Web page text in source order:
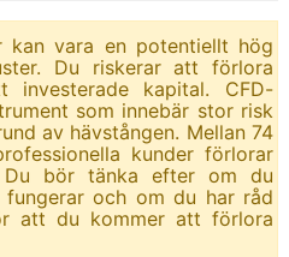
kan vara en potentiellt hög
Du riskerar att förlora
kapital. CFD-
som innebär stor risk
av hävstången. Mellan 74
kunder förlorar
Du bör tänka efter om du
och om du har råd
att du kommer att förlora